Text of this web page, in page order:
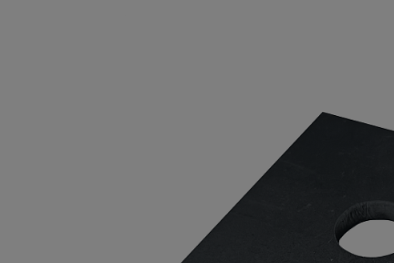
Мусоропровод строительный
Фанера ламинированная
Вибротехника для
Оборудование для работы с